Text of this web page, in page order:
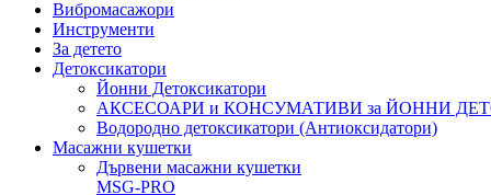
Вибромасажори
Инструменти
За детето
Детоксикатори
Йонни Детоксикатори
АКСЕСОАРИ и КОНСУМАТИВИ за ЙОННИ
Водородно детоксикатори (Антиоксидатори)
Масажни кушетки
Дървени масажни кушетки
MSG-PRO